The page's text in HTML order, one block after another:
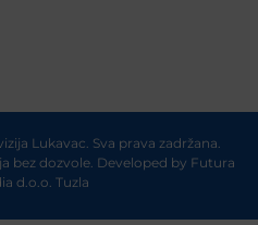
Lukavac. Sva prava zadržana.
bez dozvole. Developed by Futura
d.o.o. Tuzla